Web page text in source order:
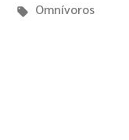
Omnívoros